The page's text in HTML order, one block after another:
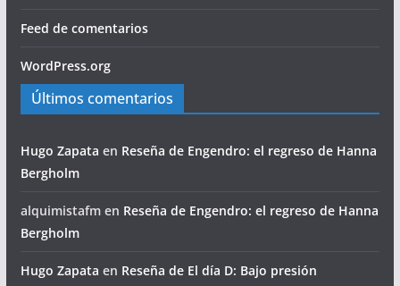
Feed de comentarios
WordPress.org
Últimos comentarios
Hugo Zapata en Reseña de Engendro: el regreso de Hanna
Bergholm
alquimistafmen Reseña de Engendro: el regreso de Hanna
Bergholm
Hugo Zapata en Reseña de El día D: Bajo presión